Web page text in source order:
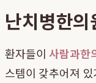
난치병한
환자들이사람과한
스템이 갖추어져